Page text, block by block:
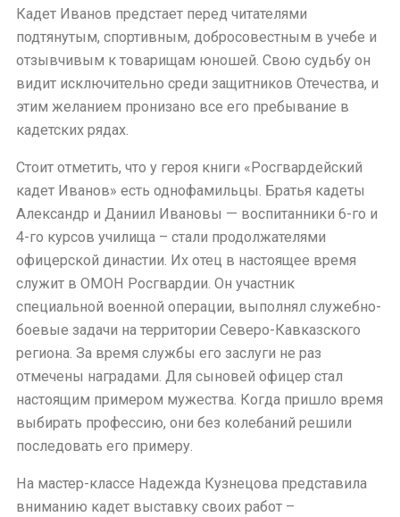
Кадет Иванов предстает перед читателями
подтянутым, спортивным, добросовестным в учебе и
отзывчивым к товарищам юношей. Свою судьбу он
видит исключительно среди защитников Отечества, и
этим желанием пронизано все его пребывание в
кадетских рядах.
Стоит отметить, что у героя книги «Росгвардейский
кадет Иванов» есть однофамильцы. Братья кадеты
Александр и Даниил Ивановы — воспитанники 6-го и
4-го курсов училища – стали продолжателями
офицерской династии. Их отец в настоящее время
служит в ОМОН Росгвардии. Он участник
специальной военной операции, выполнял служебно-
боевые задачи на территории Северо-Кавказского
региона. За время службы его заслуги не раз
отмечены наградами. Для сыновей офицер стал
настоящим примером мужества. Когда пришло время
выбирать профессию, они без колебаний решили
последовать его примеру.
На мастер-классе Надежда Кузнецова представила
вниманию кадет выставку своих работ –